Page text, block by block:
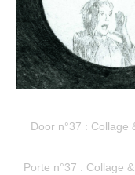
Door n°37 : Collage
Porte n°37 : Collage